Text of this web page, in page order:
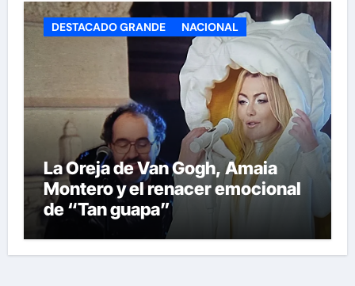
DESTACADO GRANDE NACIONAL
La Oreja de Van Gogh, Amaia
Montero y el renacer emocional
de “Tan guapa”